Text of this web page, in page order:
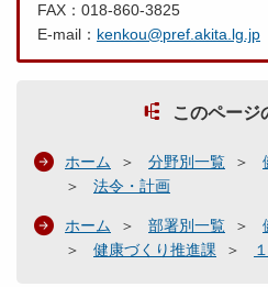
FAX：018-860-3825
E-mail： kenkou@pref.akita.lg.jp
このページ
ホーム 分野別一覧
法令・計画
ホーム 部署別一覧
健康づくり推進課